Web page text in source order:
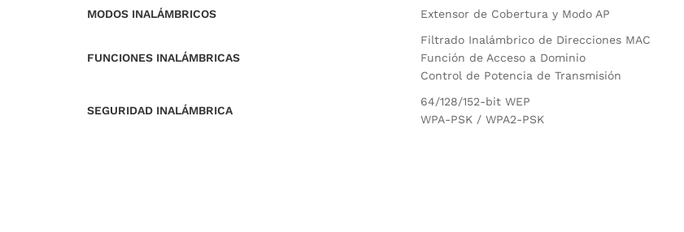
MODOS INALÁMBRICOS
Extensor de Cobertura y Modo AP
FUNCIONES INALÁMBRICAS
Filtrado Inalámbrico de Direcciones MAC
Función de Acceso a Dominio
Control de Potencia de Transmisión
SEGURIDAD INALÁMBRICA
64/128/152-bit WEP
WPA-PSK / WPA2-PSK